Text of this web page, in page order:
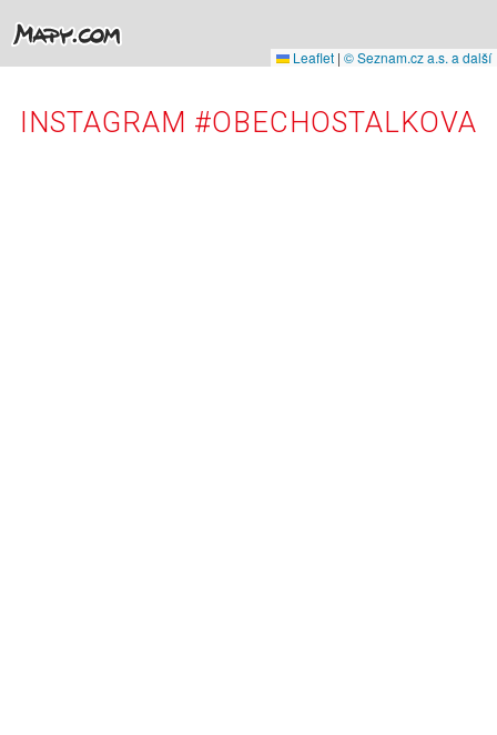
Leaflet | © Seznam.cz a.s. a další
INSTAGRAM #OBECHOSTALKOVA